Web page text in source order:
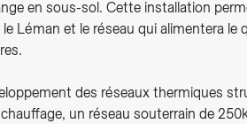
en sous-sol. Cette installation
Léman et le réseau qui alimentera le
des réseaux thermiques
un réseau souterrain de